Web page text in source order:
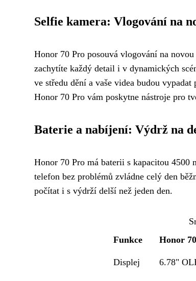
Selfie kamera: Vlogování na
Honor 70 Pro posouvá vlogování na
zachytíte každý detail i v dynamických
ve středu dění a vaše videa budou
Honor 70 Pro vám poskytne nástroje pro
Baterie a nabíjení: Výdrž na
Honor 70 Pro má baterii s kapacitou 4500
telefon bez problémů zvládne celý den
počítat i s výdrží delší než jeden den.
Funkce
Honor
Displej 6.78"